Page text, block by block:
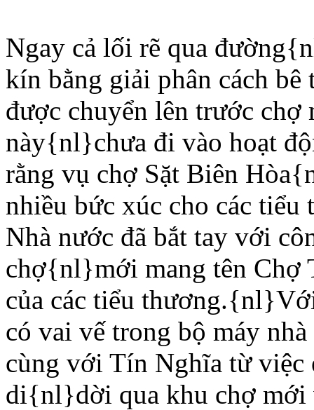
Ngay cả lối rẽ qua
kín bằng giải phân cách
được chuyển lên trước chợ
này{nl}chưa đi vào hoạt
rằng vụ chợ Sặt Biên
nhiều bức xúc cho các
Nhà nước đã bắt tay với
chợ{nl}mới mang tên Chợ
của các tiểu
có vai vế trong bộ máy
cùng với Tín Nghĩa từ việc
di{nl}dời qua khu chợ mới